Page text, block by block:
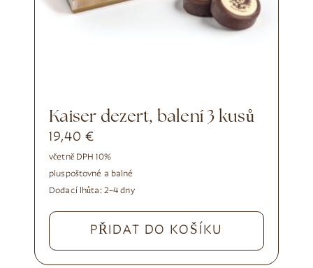
Kaiser dezert, balení 3 kusů
19,40 €
včetně DPH 10%
pluspoštovné a balné
Dodací lhůta: 2–4 dny
PŘIDAT DO KOŠÍKU